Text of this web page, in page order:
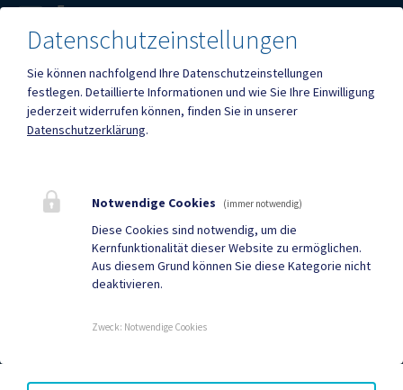
Fax
+43 (4212) 2751-22
Mehr
Quicklinks
Geko digital Gemeinde-
Neuigkeiten
Datenschutzeinstellungen
Sie können nachfolgend Ihre Datenschutzeinstellungen
festlegen. Detaillierte Informationen und wie Sie Ihre Einwilligung
jederzeit widerrufen können, finden Sie in unserer
Datenschutzerklärung.
Notwendige Cookies (immer notwendig)
Diese Cookies sind notwendig, um die
Kernfunktionalität dieser Website zu ermöglichen.
Aus diesem Grund können Sie diese Kategorie nicht
deaktivieren.
Zweck: Notwendige Cookies